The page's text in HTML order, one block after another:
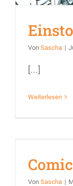
Von Sascha |
[...]
Weiterlesen
Von Sascha |